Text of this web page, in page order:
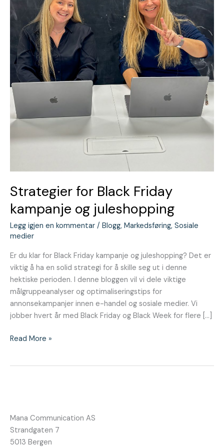
Strategier for Black Friday
kampanje og juleshopping
Legg igjen en kommentar / Blogg, Markedsføring, Sosiale
medier
Er du klar for Black Friday kampanje og juleshopping? Det er
viktig å ha en solid strategi for å skille seg ut i denne
hektiske perioden. I denne bloggen vil vi dele viktige
målgruppeanalyser og optimaliseringstips for
annonsekampanjer innen e-handel og sosiale medier. Vi
jobber hvert år med Black Friday og Black Week for flere […]
Read More »
Mana Communication AS
Strandgaten 7
5013 Bergen